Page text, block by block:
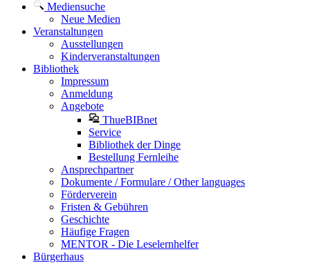
Mediensuche
Neue Medien
Veranstaltungen
Ausstellungen
Kinderveranstaltungen
Bibliothek
Impressum
Anmeldung
Angebote
ThueBIBnet
Service
Bibliothek der Dinge
Bestellung Fernleihe
Ansprechpartner
Dokumente / Formulare / Other languages
Förderverein
Fristen & Gebühren
Geschichte
Häufige Fragen
MENTOR - Die Leselernhelfer
Bürgerhaus